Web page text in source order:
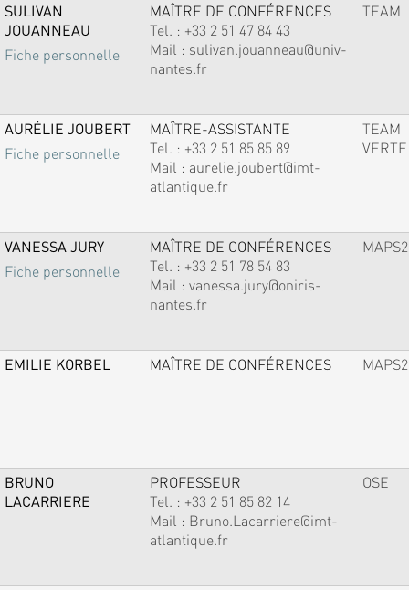
SULIVAN
JOUANNEAU
Fiche personnelle
MAÎTRE DE CONFÉRENCES
Tel. : +33 2 51 47 84 43
Mail : sulivan.jouanneau@univ-
nantes.fr
TEAM
AURÉLIE JOUBERT
Fiche personnelle
MAÎTRE-ASSISTANTE
Tel. : +33 2 51 85 85 89
Mail : aurelie.joubert@imt-
atlantique.fr
TEAM
VERTE
VANESSA JURY
Fiche personnelle
MAÎTRE DE CONFÉRENCES
Tel. : +33 2 51 78 54 83
Mail : vanessa.jury@oniris-
nantes.fr
MAPS2
EMILIE KORBEL MAÎTRE DE CONFÉRENCES MAPS2
BRUNO
LACARRIERE
PROFESSEUR
Tel. : +33 2 51 85 82 14
Mail : Bruno.Lacarriere@imt-
atlantique.fr
OSE